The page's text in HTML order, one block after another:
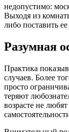
недопустимо:
Выходя из
либо поставить
Разумная
Практика
случаев. Более
просто
теряют
возрасте не